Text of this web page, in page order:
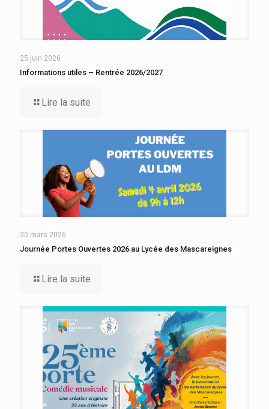
25 juin 2026
Informations utiles – Rentrée 2026/2027
Lire la suite
20 mars 2026
Journée Portes Ouvertes 2026 au Lycée des Mascareignes
Lire la suite